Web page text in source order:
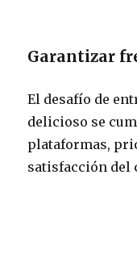
Garantizar
El desafío de
delicioso se
plataformas,
satisfacción del